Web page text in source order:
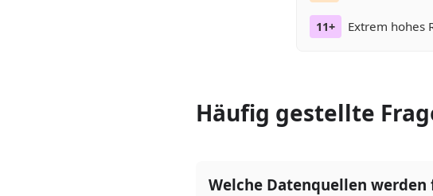
11+ Extrem hohes
Häufig gestellte
Welche Datenquellen